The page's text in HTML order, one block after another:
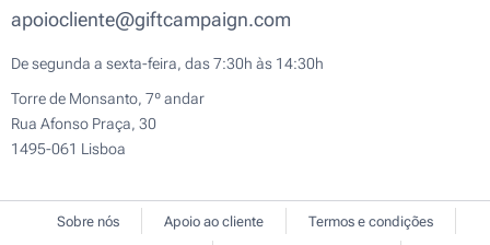
apoiocliente@giftcampaign.com
De segunda a sexta-feira, das 7:30h às 14:30h
Torre de Monsanto, 7º andar
Rua Afonso Praça, 30
1495-061 Lisboa
Sobre nós Apoio ao cliente
Termos e condições